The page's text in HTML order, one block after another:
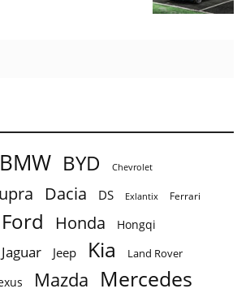
BMW BYD Chevrolet
Dacia DS Exlantix Ferrari
Ford Honda Hongqi
Jaguar Jeep Kia Land Rover
Mazda Mercedes